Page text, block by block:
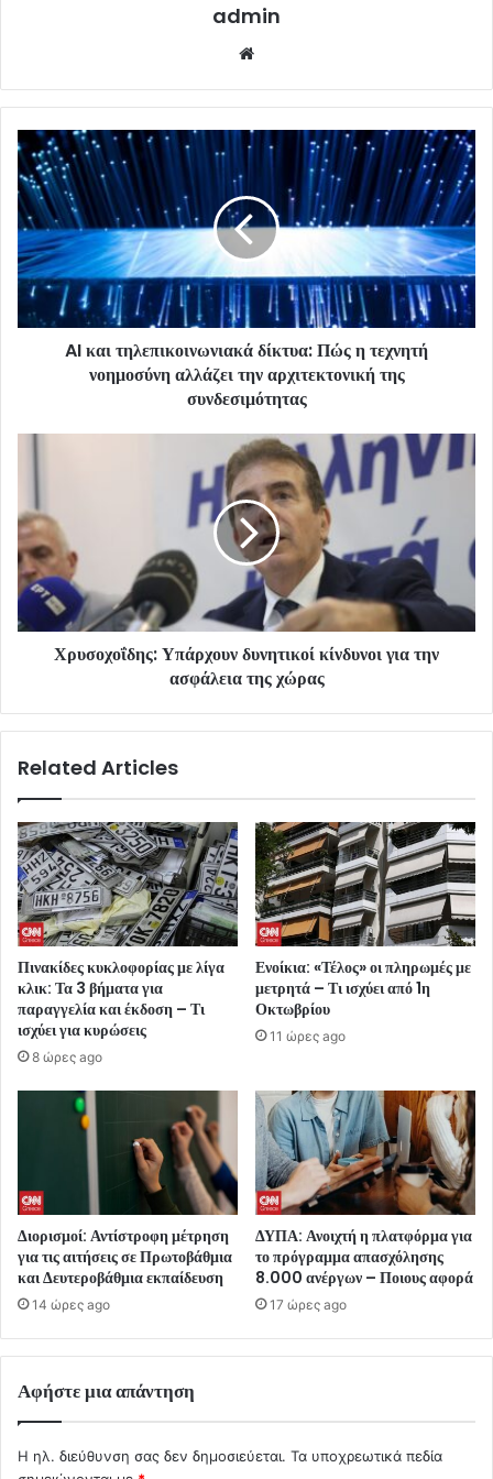
admin
AI και τηλεπικοινωνιακά δίκτυα: Πώς η τεχνητή
νοημοσύνη αλλάζει την αρχιτεκτονική της
συνδεσιμότητας
Χρυσοχοΐδης: Υπάρχουν δυνητικοί κίνδυνοι για την
ασφάλεια της χώρας
Related Articles
Πινακίδες κυκλοφορίας με λίγα
κλικ: Τα 3 βήματα για
παραγγελία και έκδοση – Τι
ισχύει για κυρώσεις
8 ώρες ago
Ενοίκια: «Τέλος» οι πληρωμές με
μετρητά – Τι ισχύει από 1η
Οκτωβρίου
11 ώρες ago
Διορισμοί: Αντίστροφη μέτρηση
για τις αιτήσεις σε Πρωτοβάθμια
και Δευτεροβάθμια εκπαίδευση
14 ώρες ago
ΔΥΠΑ: Ανοιχτή η πλατφόρμα για
το πρόγραμμα απασχόλησης
8.000 ανέργων – Ποιους αφορά
17 ώρες ago
Αφήστε μια απάντηση
Η ηλ. διεύθυνση σας δεν δημοσιεύεται. Τα υποχρεωτικά πεδία